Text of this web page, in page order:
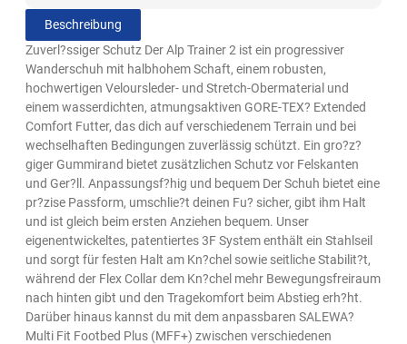
Beschreibung
Zuverl?ssiger Schutz Der Alp Trainer 2 ist ein progressiver
Wanderschuh mit halbhohem Schaft, einem robusten,
hochwertigen Veloursleder- und Stretch-Obermaterial und
einem wasserdichten, atmungsaktiven GORE-TEX? Extended
Comfort Futter, das dich auf verschiedenem Terrain und bei
wechselhaften Bedingungen zuverlässig schützt. Ein gro?z?
giger Gummirand bietet zusätzlichen Schutz vor Felskanten
und Ger?ll. Anpassungsf?hig und bequem Der Schuh bietet eine
pr?zise Passform, umschlie?t deinen Fu? sicher, gibt ihm Halt
und ist gleich beim ersten Anziehen bequem. Unser
eigenentwickeltes, patentiertes 3F System enthält ein Stahlseil
und sorgt für festen Halt am Kn?chel sowie seitliche Stabilit?t,
während der Flex Collar dem Kn?chel mehr Bewegungsfreiraum
nach hinten gibt und den Tragekomfort beim Abstieg erh?ht.
Darüber hinaus kannst du mit dem anpassbaren SALEWA?
Multi Fit Footbed Plus (MFF+) zwischen verschiedenen